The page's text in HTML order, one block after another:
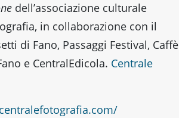
dell’associazione culturale
in collaborazione con il
di Fano, Passaggi Festival, Caffè
e CentralEdicola. Centrale